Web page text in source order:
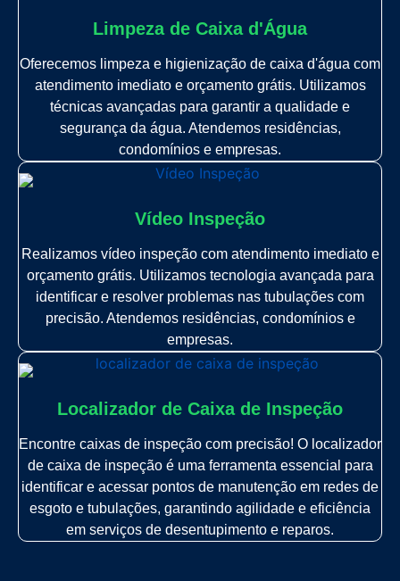
Limpeza de Caixa d'Água
Oferecemos limpeza e higienização de caixa d'água com
atendimento imediato e orçamento grátis. Utilizamos
técnicas avançadas para garantir a qualidade e
segurança da água. Atendemos residências,
condomínios e empresas.
Vídeo Inspeção
Realizamos vídeo inspeção com atendimento imediato e
orçamento grátis. Utilizamos tecnologia avançada para
identificar e resolver problemas nas tubulações com
precisão. Atendemos residências, condomínios e
empresas.
Localizador de Caixa de Inspeção
Encontre caixas de inspeção com precisão! O localizador
de caixa de inspeção é uma ferramenta essencial para
identificar e acessar pontos de manutenção em redes de
esgoto e tubulações, garantindo agilidade e eficiência
em serviços de desentupimento e reparos.